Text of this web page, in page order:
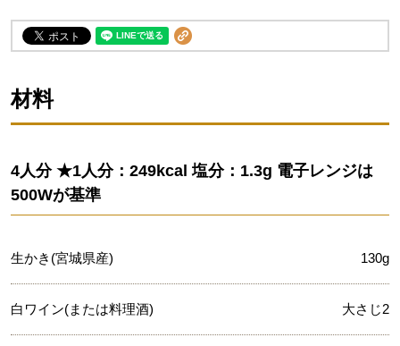
材料
4人分 ★1人分：249kcal 塩分：1.3g 電子レンジは
500Wが基準
生かき(宮城県産) 130g
白ワイン(または料理酒) 大さじ2